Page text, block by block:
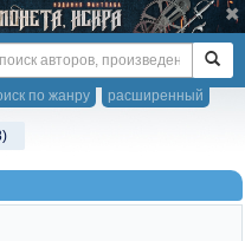
расширенный
по жанру